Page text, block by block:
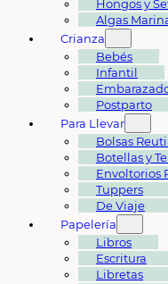
Hongos y
Algas
Crianza
Bebés
Infantil
Postparto
Para Llevar
Bolsas
Botellas y
Envoltorios
Tuppers
De Viaje
Papelería
Libros
Escritura
Libretas